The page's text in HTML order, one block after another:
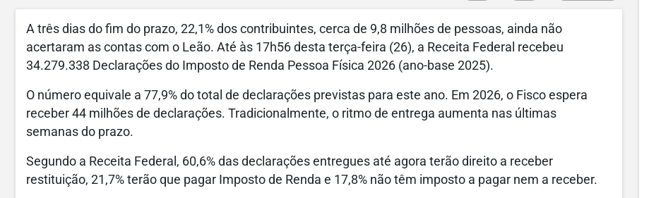
A três dias do fim do prazo, 22,1% dos contribuintes, cerca de 9,8 milhões de pessoas, ainda não
acertaram as contas com o Leão. Até às 17h56 desta terça-feira (26), a Receita Federal recebeu
34.279.338 Declarações do Imposto de Renda Pessoa Física 2026 (ano-base 2025).
O número equivale a 77,9% do total de declarações previstas para este ano. Em 2026, o Fisco espera
receber 44 milhões de declarações. Tradicionalmente, o ritmo de entrega aumenta nas últimas
semanas do prazo.
Segundo a Receita Federal, 60,6% das declarações entregues até agora terão direito a receber
restituição, 21,7% terão que pagar Imposto de Renda e 17,8% não têm imposto a pagar nem a receber.